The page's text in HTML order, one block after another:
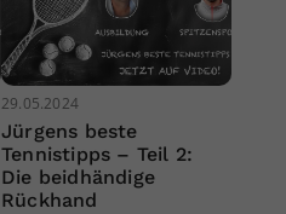
29.05.2024
Jürgens beste
Tennistipps – Teil 2:
Die beidhändige
Rückhand